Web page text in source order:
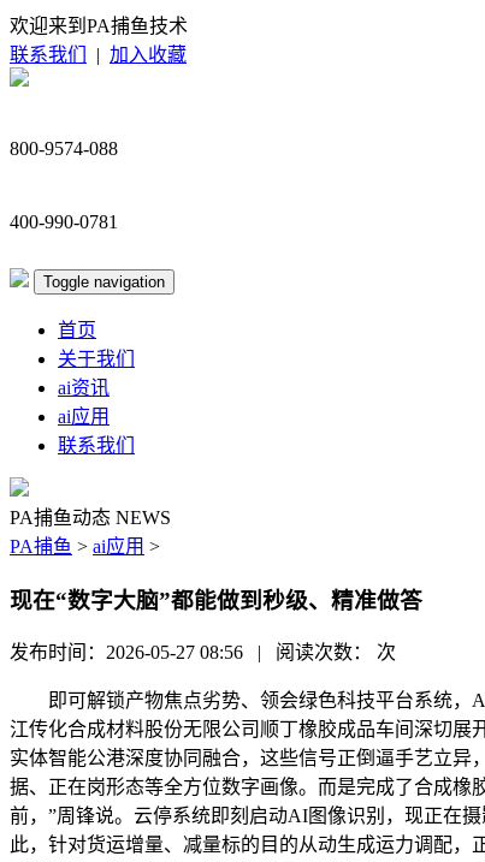
欢迎来到PA捕鱼技术
联系我们
| 加入收藏
800-9574-088
400-990-0781
Toggle navigation
首页
关于我们
ai资讯
ai应用
联系我们
PA捕鱼动态 NEWS
PA捕鱼 > ai应用 >
现在“数字大脑”都能做到秒级、精准做答
发布时间：2026-05-27 08:56 | 阅读次数： 次
即可解锁产物焦点劣势、领会绿色科技平台系统，AI
江传化合成材料股份无限公司顺丁橡胶成品车间深切
实体智能公港深度协同融合，这些信号正倒逼手艺立
据、正在岗形态等全方位数字画像。而是完成了合成橡
前，”周锋说。云停系统即刻启动AI图像识别，现正在
此，针对货运增量、减量标的目的从动生成运力调配，